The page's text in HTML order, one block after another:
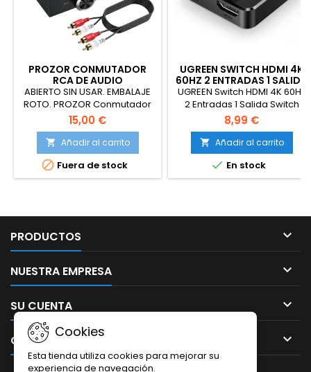
PROZOR CONMUTADOR
RCA DE AUDIO
BIDIRECCIONAL
ABIERTO SIN USAR. EMBALAJE
ROTO. PROZOR Conmutador
RCA de Audio Bidireccional
de Canal de Sonido Estéreo
4X2/2X4 Estéreo L/R
Interruptor de Audio 4(2)-IN-
2(4) OUT con Botón de
Apagado para Reproductor
15,00 €
 Añadir al carrito
 Fuera de stock
UGREEN SWITCH HDMI 4K
60HZ 2 ENTRADAS 1 SALIDA
SWITCH HDMI
BIDIRECCIONAL 1 ENTRADA
2 SALIDAS
UGREEN Switch HDMI 4K 60Hz
2 Entradas 1 Salida Switch
HDMI Bidireccional 1 Entrada 2
Salidas 2K 1080P 120Hz HDR
CEC Dolby Atmos Compatible
con PC PS5 PS4 Xbox BLU Ray
Player DVD TV Box (Negro)
8,99 €
 Añadir al carrito
 En stock
PRODUCTOS 
NUESTRA EMPRESA 
SU CUENTA 
CONTACTO 
Cookies
Esta tienda utiliza cookies para mejorar su
experiencia de navegación.